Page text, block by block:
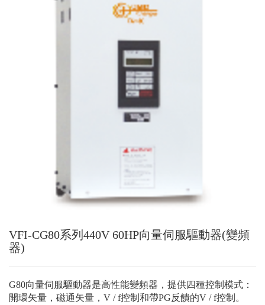
VFI-CG80系列440V 60HP向量伺服驅動器(變頻
器)
G80向量伺服驅動器是高性能變頻器，提供四種控制模式：
開環矢量，磁通矢量，V / f控制和帶PG反饋的V / f控制。